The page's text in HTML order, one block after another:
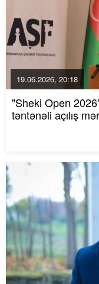
19.06.2026, 20:18
"Sheki Open
təntənəli açılış